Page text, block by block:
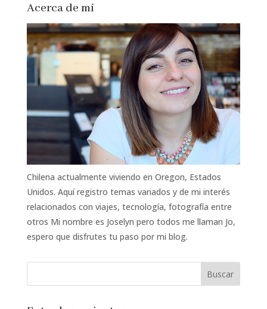
Acerca de mí
Chilena actualmente viviendo en Oregon, Estados
Unidos. Aquí registro temas variados y de mi interés
relacionados con viajes, tecnología, fotografía entre
otros Mi nombre es Joselyn pero todos me llaman Jo,
espero que disfrutes tu paso por mi blog.